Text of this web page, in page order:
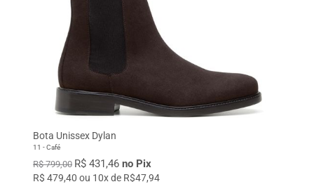
Bota Unissex Dylan
11 - Café
R$ 799,00 R$ 431,46 no Pix
R$ 479,40 ou 10x de R$47,94